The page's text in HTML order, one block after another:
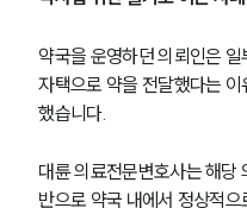
약국을 운영하던 의뢰인은
자택으로 약을 전달했다는
했습니다.
대륜 의료전문변호사는 해당
반으로 약국 내에서 정상적